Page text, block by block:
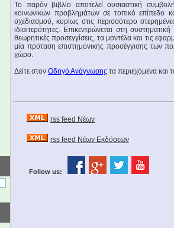
Το παρόν βιβλίο αποτελεί ουσιαστική
κοινωνικών προβλημάτων σε τοπικό επίπεδο
σχεδιασμού, κυρίως στις περισσότερο
ιδιαιτερότητες. Επικεντρώνεται στη
θεωρητικές προσεγγίσεις, τα μοντέλα και τις
μία πρόταση επιστημονικής προσέγγισης των
χώρο.
Δείτε στον Οδηγό Ανάγνωσης τα περιεχόμενα και
rss feed Νέων
rss feed Νέων Εκδόσεων
Follow us: